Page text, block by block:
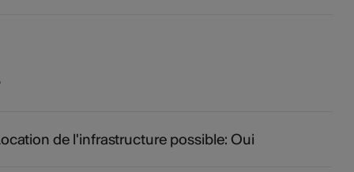
de l'infrastructure possible: Oui